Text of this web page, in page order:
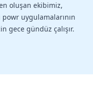
oluşan ekibimiz,
uygulamalarının
gece gündüz çalışır.